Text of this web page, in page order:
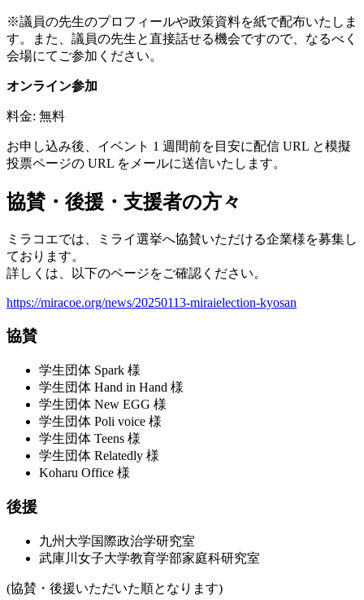
※議員の先生のプロフィールや政策資料を紙で配布いたしま
す。また、議員の先生と直接話せる機会ですので、なるべく
会場にてご参加ください。
オンライン参加
料金: 無料
お申し込み後、イベント 1 週間前を目安に配信 URL と模擬
投票ページの URL をメールに送信いたします。
協賛・後援・支援者の方々
ミラコエでは、ミライ選挙へ協賛いただける企業様を募集し
ております。
詳しくは、以下のページをご確認ください。
https://miracoe.org/news/20250113-miraielection-kyosan
協賛
学生団体 Spark 様
学生団体 Hand in Hand 様
学生団体 New EGG 様
学生団体 Poli voice 様
学生団体 Teens 様
学生団体 Relatedly 様
Koharu Office 様
後援
九州大学国際政治学研究室
武庫川女子大学教育学部家庭科研究室
(協賛・後援いただいた順となります)